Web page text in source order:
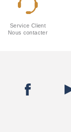
Service Client
Nous contacter